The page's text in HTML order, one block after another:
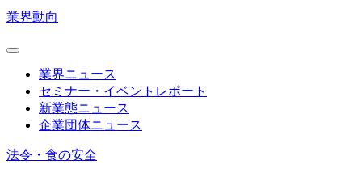
業界動向
業界ニュース
セミナー・イベントレポート
新業態ニュース
企業団体ニュース
法令・食の安全